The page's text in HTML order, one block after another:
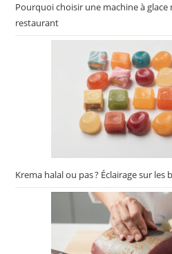
Pourquoi choisir une machine à
restaurant
Krema halal ou pas ? Éclairage sur les